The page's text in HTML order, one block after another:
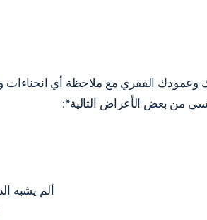
الفقري مع ملاحظة أي انحناءات
من بعض الأعراض التالية*:
ألم يشبه